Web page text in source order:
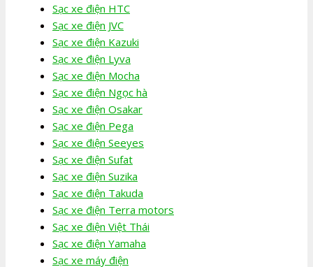
Sạc xe điện HTC
Sạc xe điện JVC
Sạc xe điện Kazuki
Sạc xe điện Lyva
Sạc xe điện Mocha
Sạc xe điện Ngọc hà
Sạc xe điện Osakar
Sạc xe điện Pega
Sạc xe điện Seeyes
Sạc xe điện Sufat
Sạc xe điện Suzika
Sạc xe điện Takuda
Sạc xe điện Terra motors
Sạc xe điện Việt Thái
Sạc xe điện Yamaha
Sạc xe máy điện